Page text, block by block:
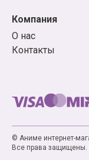
Компания
О нас
Контакты
© Аниме интернет-
Все права